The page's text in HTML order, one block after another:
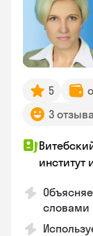
5
3 отзыва
институт
словами